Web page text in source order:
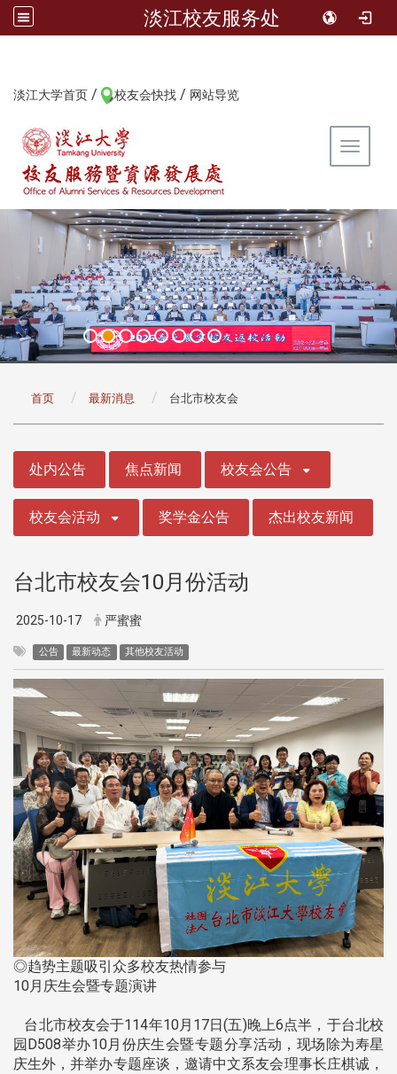
淡江校友服务处
淡江大学首页 / 校友会快找 / 网站导览
Toggle
首页 最新消息 台北市校友会
处内公告 焦点新闻 校友会公告
校友会活动 奖学金公告 杰出校友新闻
台北市校友会10月份活动
2025-10-17 严蜜蜜
公告 最新动态 其他校友活动
◎趋势主题吸引众多校友热情参与
10月庆生会暨专题演讲
台北市校友会于114年10月17日(五)晚上6点半，于台北校
园D508举办10月份庆生会暨专题分享活动，现场除为寿星
庆生外，并举办专题座谈，邀请中文系友会理事长庄棋诚，